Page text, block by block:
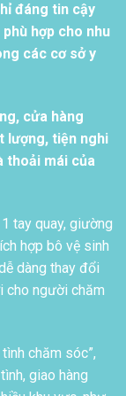
đáng tin cậy
hợp cho nhu
các cơ sở y
cửa hàng
lượng, tiện nghi
thoải mái của
tay quay, giường
hợp bô vệ sinh
dàng thay đổi
cho người chăm
chăm sóc”,
giao hàng